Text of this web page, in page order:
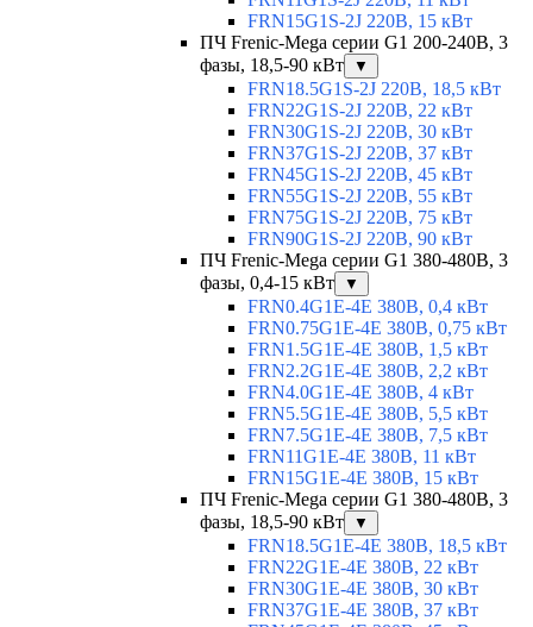
FRN15G1S-2J 220В, 15 кВт
ПЧ Frenic-Mega серии G1 200-240В, 3
фазы, 18,5-90 кВт
▼
FRN18.5G1S-2J 220В, 18,5 кВт
FRN22G1S-2J 220В, 22 кВт
FRN30G1S-2J 220В, 30 кВт
FRN37G1S-2J 220В, 37 кВт
FRN45G1S-2J 220В, 45 кВт
FRN55G1S-2J 220В, 55 кВт
FRN75G1S-2J 220В, 75 кВт
FRN90G1S-2J 220В, 90 кВт
ПЧ Frenic-Mega серии G1 380-480В, 3
фазы, 0,4-15 кВт
▼
FRN0.4G1E-4E 380В, 0,4 кВт
FRN0.75G1E-4E 380В, 0,75 кВт
FRN1.5G1E-4E 380В, 1,5 кВт
FRN2.2G1E-4E 380В, 2,2 кВт
FRN4.0G1E-4E 380В, 4 кВт
FRN5.5G1E-4E 380В, 5,5 кВт
FRN7.5G1E-4E 380В, 7,5 кВт
FRN11G1E-4E 380В, 11 кВт
FRN15G1E-4E 380В, 15 кВт
ПЧ Frenic-Mega серии G1 380-480В, 3
фазы, 18,5-90 кВт
▼
FRN18.5G1E-4E 380В, 18,5 кВт
FRN22G1E-4E 380В, 22 кВт
FRN30G1E-4E 380В, 30 кВт
FRN37G1E-4E 380В, 37 кВт